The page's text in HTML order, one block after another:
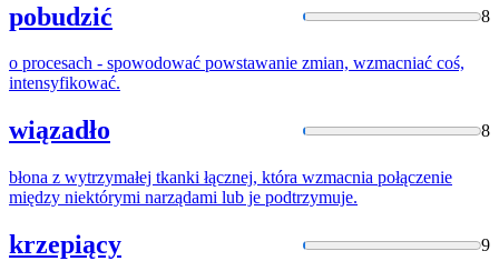
pobudzić 8
o procesach - spowodować powstawanie zmian, wzmacniać coś,
intensyfikować.
wiązadło 8
błona z wytrzymałej tkanki łącznej, która wzmacnia połączenie
między niektórymi narządami lub je podtrzymuje.
krzepiący 9